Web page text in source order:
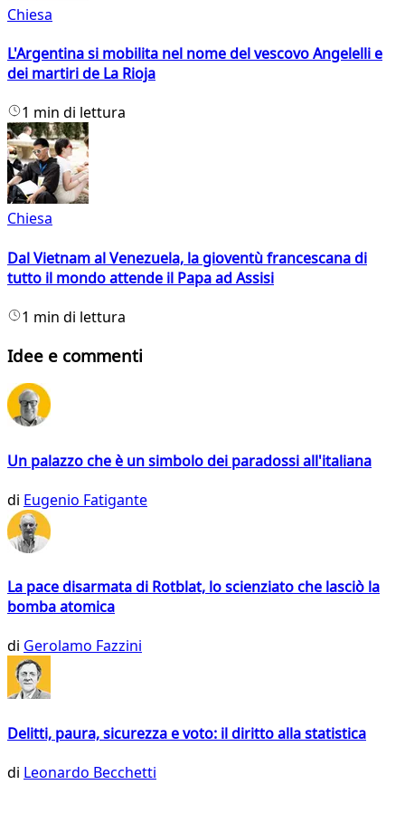
Chiesa
L'Argentina si mobilita nel nome del vescovo Angelelli e
dei martiri de La Rioja
1 min di lettura
Chiesa
Dal Vietnam al Venezuela, la gioventù francescana di
tutto il mondo attende il Papa ad Assisi
1 min di lettura
Idee e commenti
Un palazzo che è un simbolo dei paradossi all'italiana
di Eugenio Fatigante
La pace disarmata di Rotblat, lo scienziato che lasciò la
bomba atomica
di Gerolamo Fazzini
Delitti, paura, sicurezza e voto: il diritto alla statistica
di Leonardo Becchetti